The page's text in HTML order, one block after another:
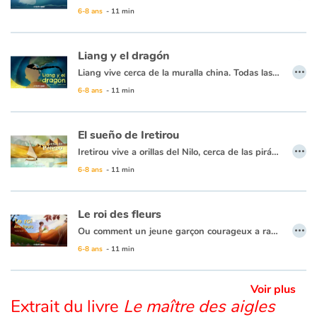
Apprendre les langues
Dyslexie, troubles de la lecture
Les plus lus
Coups de coeur
6-8 ans - 11 min
Liang y el dragón
Liang vive cerca de la muralla china. Todas las noches ve el sol desaparecer detrás de la gran sombra hacia el oeste y se pregunta qué hay del otro lado. Su abuela, que conoce una historia para todo, le cuenta que un enorme dragón yace allí y que todas las noches se traga el sol para luego dejarlo levantarse de nuevo al día siguiente... Imposible, dice Liang, ¡los dragones no existen! Pero no hay nada más grande que la curiosidad de un niño... ¿excepto tal vez un dragón? ¡Liang debe descubrirlo!
6-8 ans - 11 min
…
El sueño de Iretirou
Iretirou vive a orillas del Nilo, cerca de las pirámides. Su padre hace hermosos papiros que ella lleva todos los días a la escuela de escribas en el palacio del Faraón. Fascinada por los jeroglíficos en los preciosos rollos, Iretirou tiene el sueño secreto de convertirse en una escriba también. Pero solo a los hombres se les permite... Cuando el rosal favorito del Faraón deja de florecer misteriosamente, se ofrece una recompensa a quien pueda curarlo. ¡Iretirou debe aprovechar la oportunidad!
6-8 ans - 11 min
…
Le roi des fleurs
Ou comment un jeune garçon courageux a ramené les fleurs et la paix parmi les Hommes…
6-8 ans - 11 min
…
Voir plus
Extrait du livre Le maître des aigles